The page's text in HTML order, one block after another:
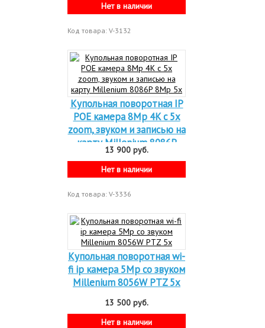
Нет в наличии
Код товара: V-3132
Купольная поворотная IP
POE камера 8Mp 4K c 5x
zoom, звуком и записью на
карту Millenium 8086P
8Mp 5x
13 900 руб.
Нет в наличии
Код товара: V-3336
Купольная поворотная wi-
fi ip камера 5Mp со звуком
Millenium 8056W PTZ 5x
13 500 руб.
Нет в наличии